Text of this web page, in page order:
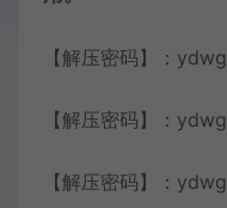
【解压密码】：
【解压密码】：
【解压密码】：